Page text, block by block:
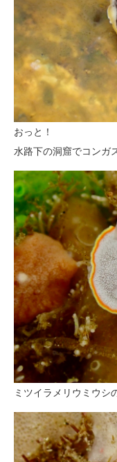
おっと！
水路下の洞窟でコンガ
ミツイラメリウミウシ